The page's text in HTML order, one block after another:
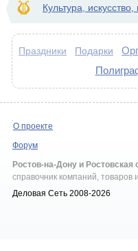
Культура, искусство,
Праздники Подарки
О проекте
Форум
Ростов-на-Дону и Ростовская
справочник компаний, товаров
Деловая Сеть 2008-2026